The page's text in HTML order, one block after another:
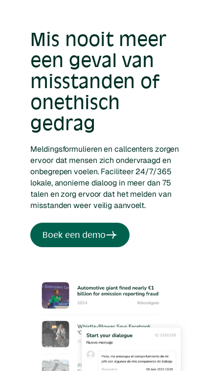
Mis nooit meer
een geval van
misstanden of
onethisch
gedrag
Meldingsformulieren en callcenters zorgen
ervoor dat mensen zich ondervraagd en
onbegrepen voelen. Faciliteer 24/7/365
lokale, anonieme dialoog in meer dan 75
talen en zorg ervoor dat het melden van
misstanden weer veilig aanvoelt.
Boek een demo